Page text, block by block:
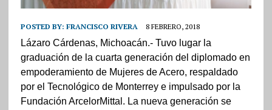
POSTED BY: FRANCISCO RIVERA 8 FEBRERO, 2018
Lázaro Cárdenas, Michoacán.- Tuvo lugar la
graduación de la cuarta generación del diplomado en
empoderamiento de Mujeres de Acero, respaldado
por el Tecnológico de Monterrey e impulsado por la
Fundación ArcelorMittal. La nueva generación se